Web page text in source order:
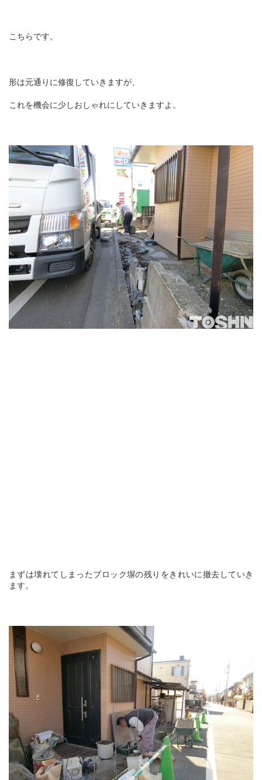
こちらです。
形は元通りに修復していきますが、
これを機会に少しおしゃれにしていきますよ。
まずは壊れてしまったブロック塀の残りをきれいに撤去していき
ます。